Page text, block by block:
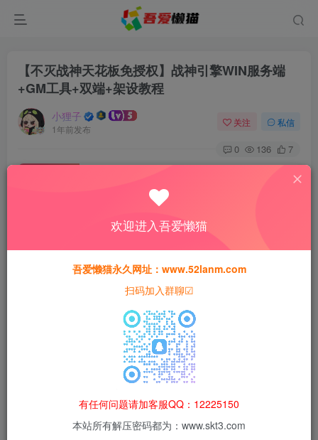
【不灭战神天花板免授权】战神引擎WIN服务端
+GM工具+双端+架设教程
小狸子
1年前发布
关注 私信
0 136 7
此内容为付费资源，请付费后查看
猫粮30
黄金会员猫粮15 钻石会员 免费
本站所有资源均为网络收集整理而来，仅供学习研究使用，请在下
载后24h内删除，谢谢合作！
本站资源仅用于学习交流，禁止商业运营与违法、侵权
果由使用者自行承担。
欢迎进入吾爱懒猫
吾爱懒猫永久网址：www.52lanm.com
扫码加入群聊☑
有任何问题请加客服QQ：12225150
本站所有解压密码都为：www.skt3.com